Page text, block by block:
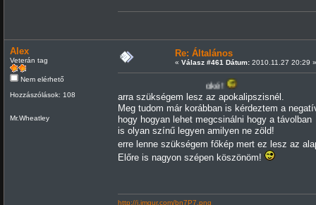
Alex
Veterán tag
Nem elérhető
Hozzászólások: 108
Mr.Wheatley
Re: Általános
« Válasz #461 Dátum:2010.11.27 20:29 »
arra szükségem lesz az apokalipszisnél.
Meg tudom már korábban is kérdeztem a
hogy hogyan lehet megcsinálni hogy a távolban
is olyan színű legyen amilyen ne zöld!
erre lenne szükségem főkép mert ez lesz az
Előre is nagyon szépen köszönöm!
http://i.imgur.com/bn7P7.png